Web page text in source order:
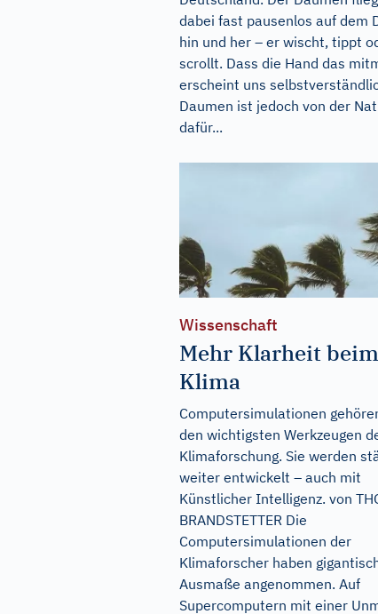
dabei fast pausenlos auf dem
hin und her – er wischt, tippt
scrollt. Dass die Hand das
erscheint uns
Daumen ist jedoch von der
dafür...
Wissenschaft
Mehr Klarheit beim
Klima
Computersimulationen
den wichtigsten Werkzeugen
Klimaforschung. Sie werden
weiter entwickelt – auch mit
Künstlicher Intelligenz. von
BRANDSTETTER Die
Computersimulationen der
Klimaforscher haben
Ausmaße angenommen. Auf
Supercomputern mit einer